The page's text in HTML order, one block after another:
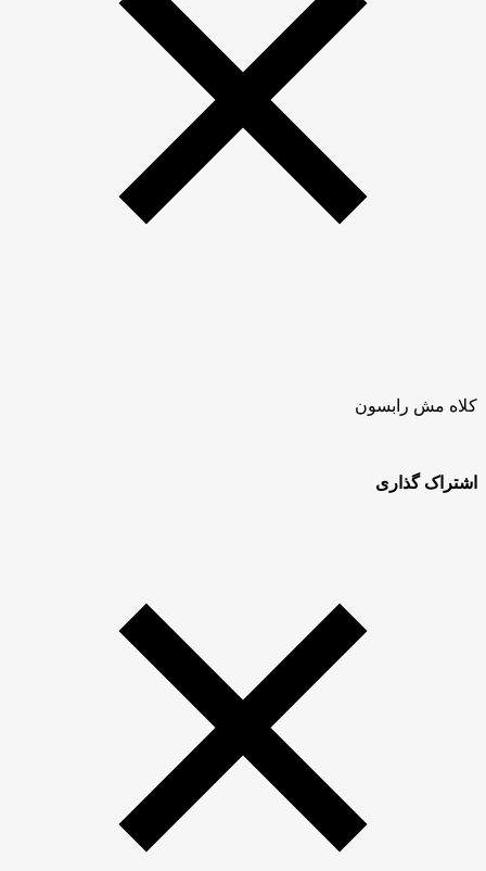
کلاه مش رابسون
اشتراک گذاری